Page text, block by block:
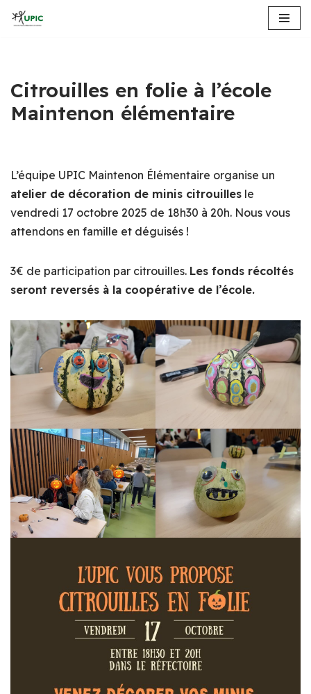
Citrouilles en folie à l’école
Maintenon élémentaire
L’équipe UPIC Maintenon Élémentaire organise un
atelier de décoration de minis citrouilles le
vendredi 17 octobre 2025 de 18h30 à 20h. Nous vous
attendons en famille et déguisés !
3€ de participation par citrouilles. Les fonds récoltés
seront reversés à la coopérative de l’école.